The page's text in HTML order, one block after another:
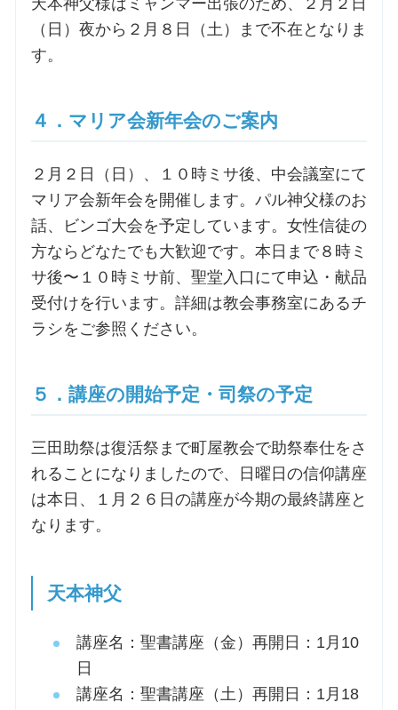
天本神父様はミャンマー出張のため、２月２日
（日）夜から２月８日（土）まで不在となりま
す。
４．マリア会新年会のご案内
２月２日（日）、１０時ミサ後、中会議室にて
マリア会新年会を開催します。パル神父様のお
話、ビンゴ大会を予定しています。女性信徒の
方ならどなたでも大歓迎です。本日まで８時ミ
サ後〜１０時ミサ前、聖堂入口にて申込・献品
受付けを行います。詳細は教会事務室にあるチ
ラシをご参照ください。
５．講座の開始予定・司祭の予定
三田助祭は復活祭まで町屋教会で助祭奉仕をさ
れることになりましたので、日曜日の信仰講座
は本日、１月２６日の講座が今期の最終講座と
なります。
天本神父
講座名：聖書講座（金）再開日：1月10
日
講座名：聖書講座（土）再開日：1月18